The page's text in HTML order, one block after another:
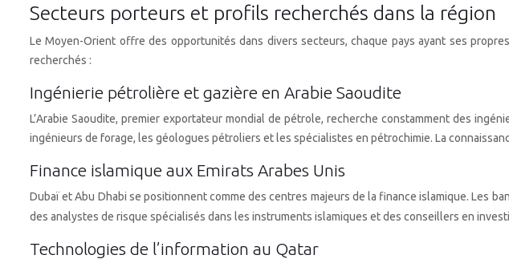
Secteurs porteurs et profils recherchés dans la région
Le Moyen-Orient offre des opportunités dans divers secteurs, chaque pays ayant ses
recherchés :
Ingénierie pétrolière et gazière en Arabie Saoudite
L’Arabie Saoudite, premier exportateur mondial de pétrole, recherche constamment des
ingénieurs de forage, les géologues pétroliers et les spécialistes en pétrochimie. La
Finance islamique aux Emirats Arabes Unis
Dubaï et Abu Dhabi se positionnent comme des centres majeurs de la finance islamique. Les
des analystes de risque spécialisés dans les instruments islamiques et des conseillers en
Technologies de l’information au Qatar